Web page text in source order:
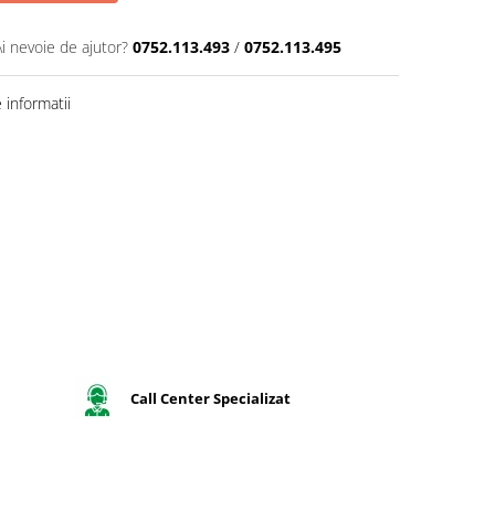
nevoie de ajutor? 0752.113.493 / 0752.113.495
informatii
Call Center Specializat